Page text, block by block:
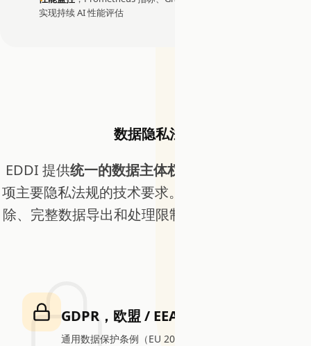
实现持续 AI 性能评估
数据隐私法规
EDDI 提供统一的数据主体权利端点
项主要隐私法规的技术要求。一个 API 覆盖级联删
除、完整数据导出和处理限制，无论司法管辖区。
GDPR，欧盟 / EEA
通用数据保护条例（EU 2016/679）是数据隐私的黄